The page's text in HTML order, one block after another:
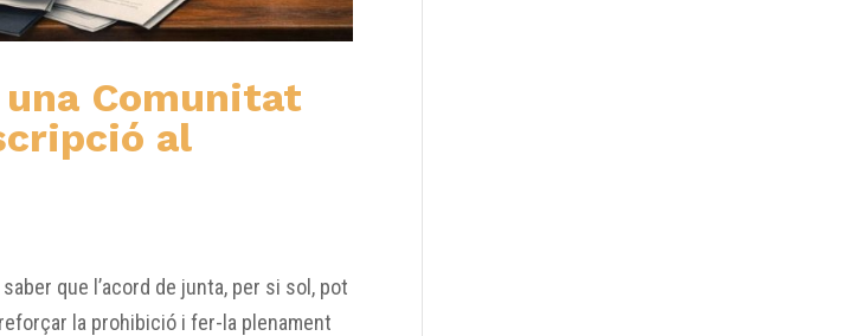
Comunitat
al
que l’acord de junta, per si sol, pot
la prohibició i fer-la plenament